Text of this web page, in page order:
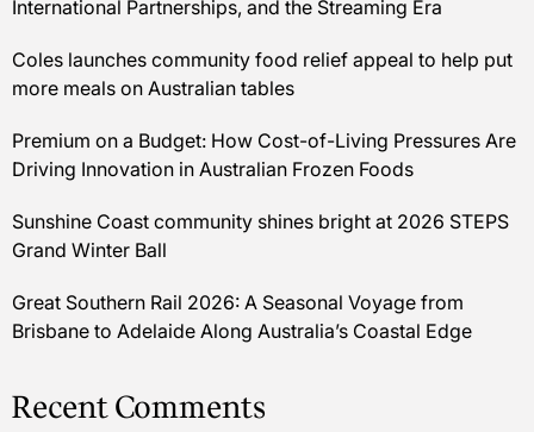
International Partnerships, and the Streaming Era
Coles launches community food relief appeal to help put
more meals on Australian tables
Premium on a Budget: How Cost-of-Living Pressures Are
Driving Innovation in Australian Frozen Foods
Sunshine Coast community shines bright at 2026 STEPS
Grand Winter Ball
Great Southern Rail 2026: A Seasonal Voyage from
Brisbane to Adelaide Along Australia’s Coastal Edge
Recent Comments